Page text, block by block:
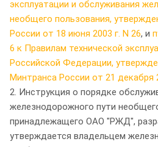
эксплуатации и обслуживания
необщего пользования,
России от 18 июня 2003 г. N 26, и
6 к Правилам технической
Российской Федерации,
Минтранса России от 21 декабря
2. Инструкция о порядке
железнодорожного пути
принадлежащего ОАО "РЖД",
утверждается владельцем